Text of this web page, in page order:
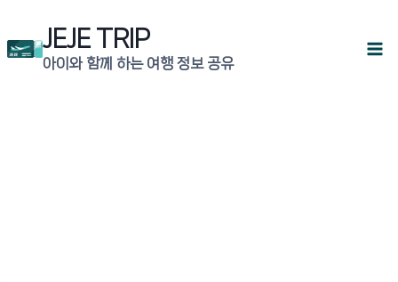
to
content
JEJE TRIP
아이와 함께 하는 여행 정보 공유